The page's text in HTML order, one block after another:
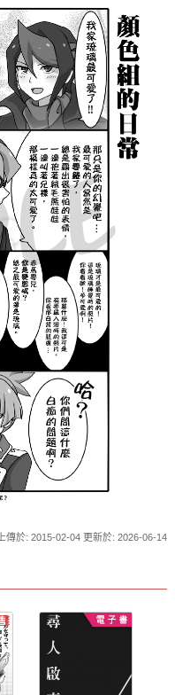
上傳於: 2015-02-04 更新於: 2026-06-14